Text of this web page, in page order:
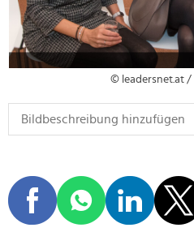
© leadersnet.at /